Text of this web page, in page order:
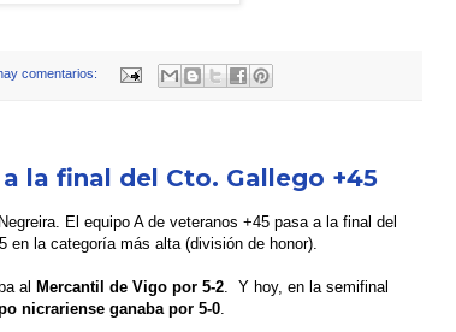
comentarios:
la final del Cto. Gallego +45
El equipo A de veteranos +45 pasa a la final del
en la categoría más alta (división de honor).
al Mercantil de Vigo por 5-2 . Y hoy, en la semifinal
nicrariense ganaba por 5-0